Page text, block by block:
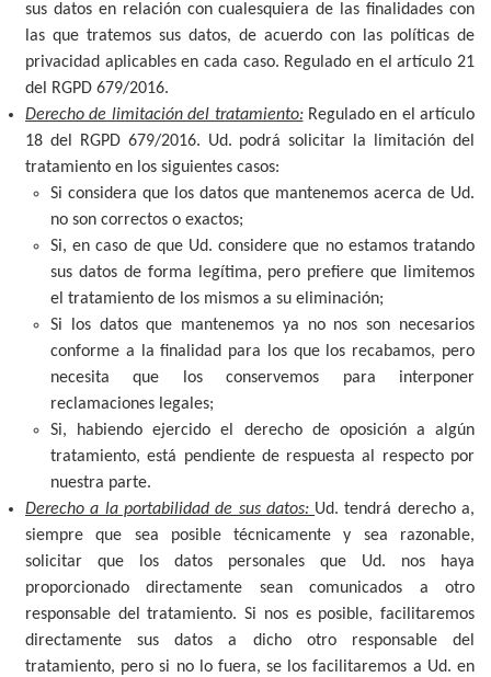
sus datos en relación con cualesquiera de las finalidades con
las que tratemos sus datos, de acuerdo con las políticas de
privacidad aplicables en cada caso. Regulado en el artículo 21
del RGPD 679/2016.
Derecho de limitación del tratamiento:Regulado en el artículo
18 del RGPD 679/2016. Ud. podrá solicitar la limitación del
tratamiento en los siguientes casos:
Si considera que los datos que mantenemos acerca de Ud.
no son correctos o exactos;
Si, en caso de que Ud. considere que no estamos tratando
sus datos de forma legítima, pero prefiere que limitemos
el tratamiento de los mismos a su eliminación;
Si los datos que mantenemos ya no nos son necesarios
conforme a la finalidad para los que los recabamos, pero
necesita que los conservemos para interponer
reclamaciones legales;
Si, habiendo ejercido el derecho de oposición a algún
tratamiento, está pendiente de respuesta al respecto por
nuestra parte.
Derecho a la portabilidad de sus datos: Ud. tendrá derecho a,
siempre que sea posible técnicamente y sea razonable,
solicitar que los datos personales que Ud. nos haya
proporcionado directamente sean comunicados a otro
responsable del tratamiento. Si nos es posible, facilitaremos
directamente sus datos a dicho otro responsable del
tratamiento, pero si no lo fuera, se los facilitaremos a Ud. en